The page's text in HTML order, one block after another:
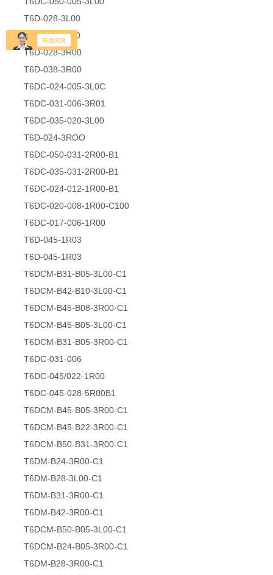
T6D-028-3L00
T6D-042-3L00
T6D-028-3R00
T6D-038-3R00
T6DC-024-005-3L0C
T6DC-031-006-3R01
T6DC-035-020-3L00
T6D-024-3ROO
T6DC-050-031-2R00-B1
T6DC-035-031-2R00-B1
T6DC-024-012-1R00-B1
T6DC-020-008-1R00-C100
T6DC-017-006-1R00
T6D-045-1R03
T6D-045-1R03
T6DCM-B31-B05-3L00-C1
T6DCM-B42-B10-3L00-C1
T6DCM-B45-B08-3R00-C1
T6DCM-B45-B05-3L00-C1
T6DCM-B31-B05-3R00-C1
T6DC-031-006
T6DC-045/022-1R00
T6DC-045-028-5R00B1
T6DCM-B45-B05-3R00-C1
T6DCM-B45-B22-3R00-C1
T6DCM-B50-B31-3R00-C1
T6DM-B24-3R00-C1
T6DM-B28-3L00-C1
T6DM-B31-3R00-C1
T6DM-B42-3R00-C1
T6DCM-B50-B05-3L00-C1
T6DCM-B24-B05-3R00-C1
T6DM-B28-3R00-C1